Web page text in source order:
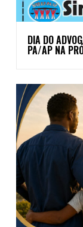
DIA DO
PA/AP NA